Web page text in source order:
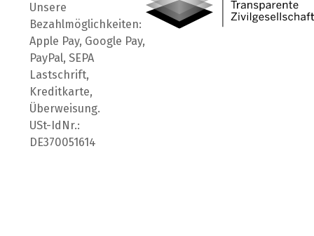
Unsere
Bezahlmöglichkeiten:
Apple Pay, Google Pay,
PayPal, SEPA
Lastschrift,
Kreditkarte,
Überweisung.
USt-IdNr.:
DE370051614